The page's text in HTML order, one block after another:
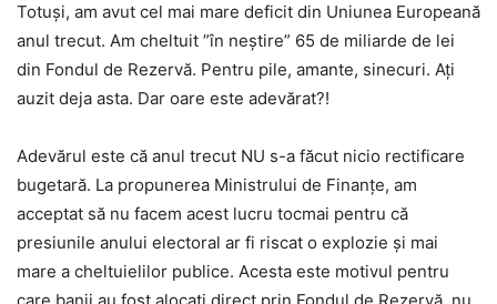
Totuși, am avut cel mai mare deficit din Uniunea Europeană
anul trecut. Am cheltuit ”în neștire” 65 de miliarde de lei
din Fondul de Rezervă. Pentru pile, amante, sinecuri. Ați
auzit deja asta. Dar oare este adevărat?!
Adevărul este că anul trecut NU s-a făcut nicio rectificare
bugetară. La propunerea Ministrului de Finanțe, am
acceptat să nu facem acest lucru tocmai pentru că
presiunile anului electoral ar fi riscat o explozie și mai
mare a cheltuielilor publice. Acesta este motivul pentru